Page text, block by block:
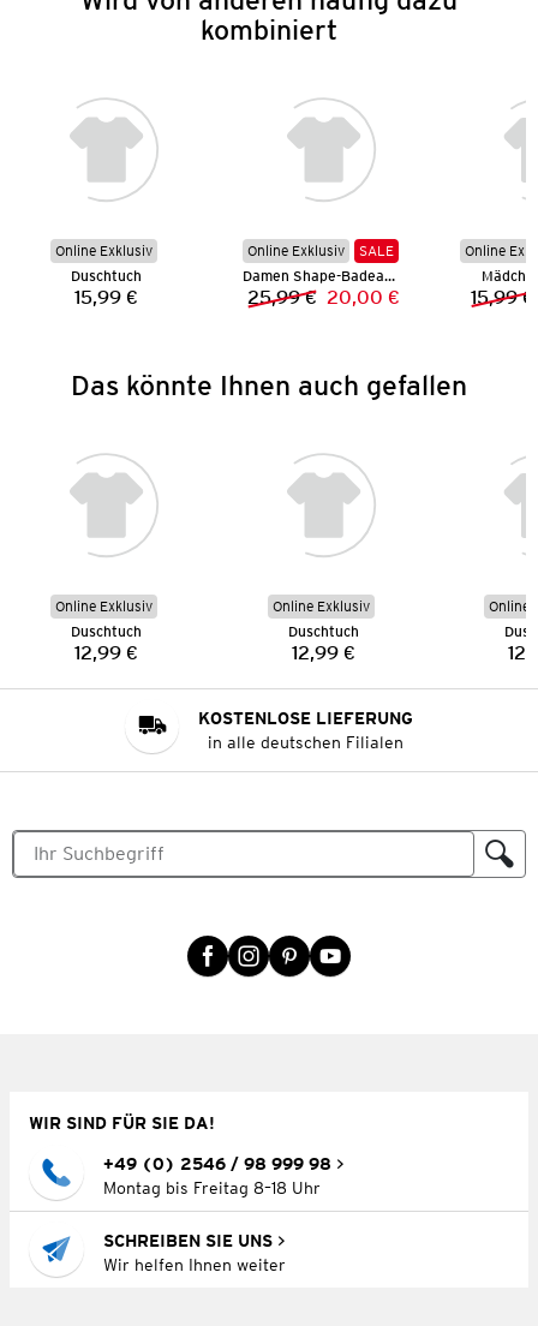
kombiniert
Online Exklusiv
Duschtuch
Preis:
15,99 €
Online Exklusiv
SALE
Damen Shape-Badeanzug
Vorheriger Preis:
25,99 € Neuer Preis:
20,00 €
Online
15,99 €
Das könnte Ihnen auch gefallen
Online Exklusiv
Duschtuch
Preis:
12,99 €
Online Exklusiv
Duschtuch
Preis:
12,99 €
Online
KOSTENLOSE LIEFERUNG
in alle deutschen Filialen
WIR SIND FÜR SIE DA!
+49 (0) 2546 / 98 999 98
Montag bis Freitag 8–18 Uhr
SCHREIBEN SIE UNS
Wir helfen Ihnen weiter